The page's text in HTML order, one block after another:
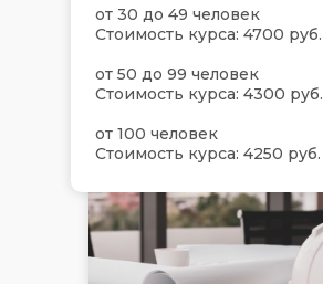
от 30 до 49 человек
Стоимость курса: 4700 руб.
от 50 до 99 человек
Стоимость курса: 4300 руб.
от 100 человек
Стоимость курса: 4250 руб.